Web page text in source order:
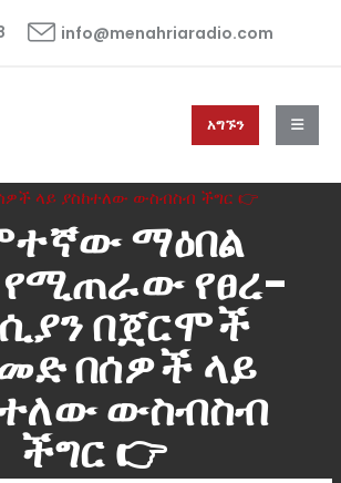
info@menahriaradio.com
አግኙን
ላይ ያስከተለው ውስብስብ ችግር 👉
ማዕበል
የፀረ-
በጀርሞች
በሰዎች ላይ
ውስብስብ
ችግር 👉